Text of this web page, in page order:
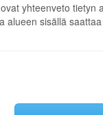
yhteenveto
alueen sisällä